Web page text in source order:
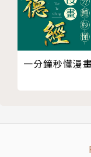
一分鐘秒懂漫